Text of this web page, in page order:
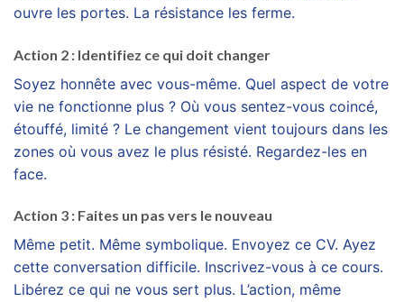
ouvre les portes. La résistance les ferme.
Action 2 : Identifiez ce qui doit changer
Soyez honnête avec vous-même. Quel aspect de votre
vie ne fonctionne plus ? Où vous sentez-vous coincé,
étouffé, limité ? Le changement vient toujours dans les
zones où vous avez le plus résisté. Regardez-les en
face.
Action 3 : Faites un pas vers le nouveau
Même petit. Même symbolique. Envoyez ce CV. Ayez
cette conversation difficile. Inscrivez-vous à ce cours.
Libérez ce qui ne vous sert plus. L’action, même